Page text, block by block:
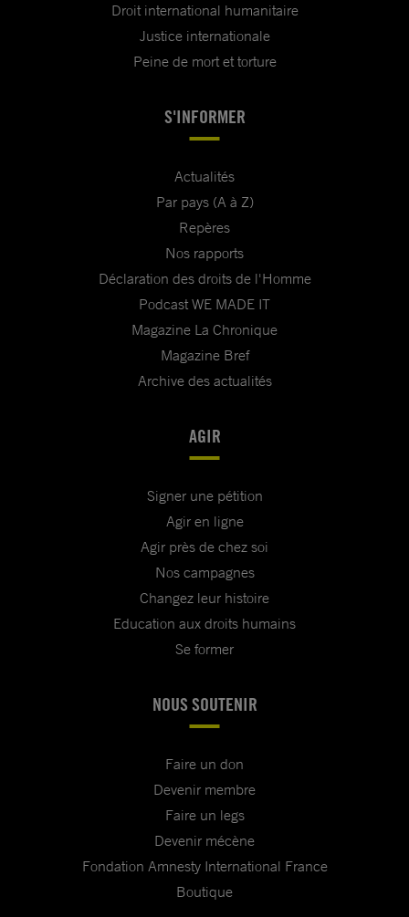
Droit international humanitaire
Justice internationale
Peine de mort et torture
S'INFORMER
Actualités
Par pays (A à Z)
Repères
Nos rapports
Déclaration des droits de l'Homme
Podcast WE MADE IT
Magazine La Chronique
Magazine Bref
Archive des actualités
AGIR
Signer une pétition
Agir en ligne
Agir près de chez soi
Nos campagnes
Changez leur histoire
Education aux droits humains
Se former
NOUS SOUTENIR
Faire un don
Devenir membre
Faire un legs
Devenir mécène
Fondation Amnesty International France
Boutique